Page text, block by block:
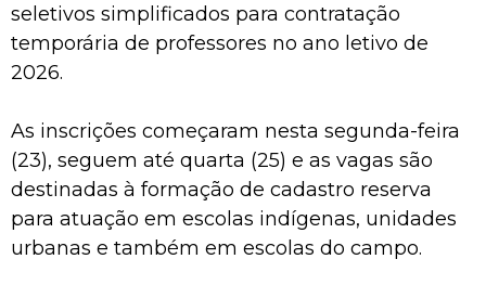
seletivos simplificados para contratação
temporária de professores no ano letivo de
2026.
As inscrições começaram nesta segunda-feira
(23), seguem até quarta (25) e as vagas são
destinadas à formação de cadastro reserva
para atuação em escolas indígenas, unidades
urbanas e também em escolas do campo.